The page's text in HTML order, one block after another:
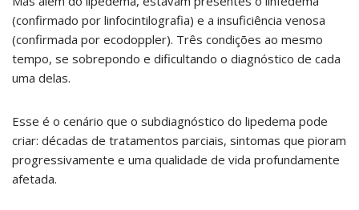
(confirmado por linfocintilografia) e a insuficiência venosa
(confirmada por ecodoppler). Três condições ao mesmo
tempo, se sobrepondo e dificultando o diagnóstico de cada
uma delas.
Esse é o cenário que o subdiagnóstico do lipedema pode
criar: décadas de tratamentos parciais, sintomas que pioram
progressivamente e uma qualidade de vida profundamente
afetada.